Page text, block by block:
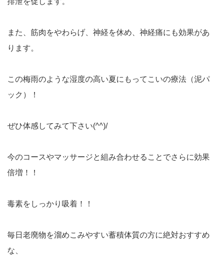
また、筋肉をやわらげ、神経を休め、神経痛にも効果があ
ります。
この梅雨のような湿度の高い夏にもってこいの療法（泥パ
ック）！
ぜひ体感してみて下さい(^^)/
今のコースやマッサージと組み合わせることでさらに効果
倍増！！
毒素をしっかり吸着！！
毎日老廃物を溜めこみやすい蓄積体質の方に絶対おすすめ
な、